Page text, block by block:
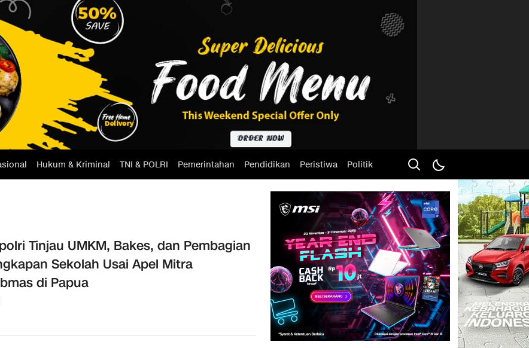
Hukum & Kriminal TNI & POLRI Pemerintahan Pendidikan Peristiwa Politik
Tinjau UMKM, Bakes, dan Pembagian
Sekolah Usai Apel Mitra
di Papua